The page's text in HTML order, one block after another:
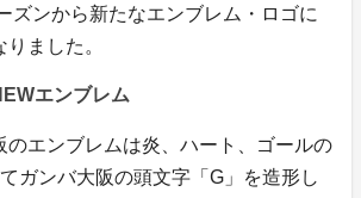
ズンから新たなエンブレム・ロゴに
ました。
エンブレム
のエンブレムは炎、ハート、ゴールの
ガンバ大阪の頭文字「G」を造形し